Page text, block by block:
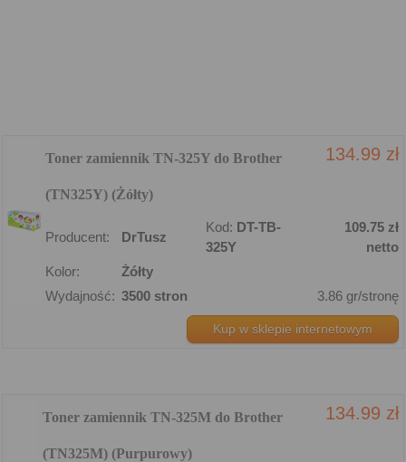
Toner zamiennik TN-325Y do Brother
(TN325Y) (Żółty)
134.99 zł
Producent: DrTusz
Kod: DT-TB-
325Y
109.75 zł
netto
Kolor:
Żółty
Wydajność: 3500 stron 3.86 gr/stronę
Kup w sklepie internetowym
Toner zamiennik TN-325M do Brother
(TN325M) (Purpurowy)
134.99 zł